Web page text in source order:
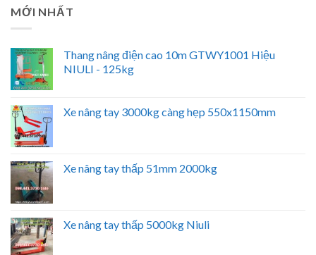
MỚI NHẤT
Thang nâng điện cao 10m GTWY1001 Hiệu
NIULI - 125kg
Xe nâng tay 3000kg càng hẹp 550x1150mm
Xe nâng tay thấp 51mm 2000kg
Xe nâng tay thấp 5000kg Niuli